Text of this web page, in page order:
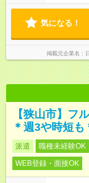
気になる！
掲載元企業名
【狭山市】フ
＊週3や時短
派遣 職種未経験OK
WEB登録・面接OK